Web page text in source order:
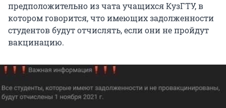
предположительно из чата учащихся КузГТУ, в
котором говорится, что имеющих задолженности
студентов будут отчислять, если они не пройдут
вакцинацию.